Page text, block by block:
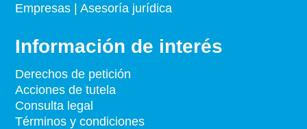
Empresas | Asesoría jurídica
Información de interés
Derechos de petición
Acciones de tutela
Consulta legal
Términos y condiciones